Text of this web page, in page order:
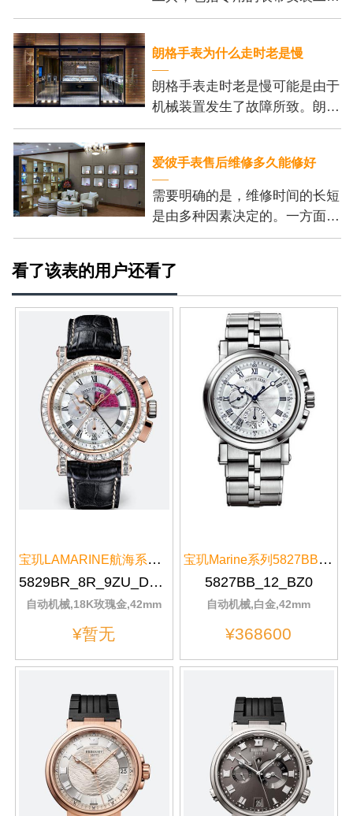
具、刻度尺和细尖钳。这些工具
带，并保证我们的操作
朗格手表为什么走时老是慢
朗格手表走时老是慢可能是由于
机械装置发生了故障所致。朗格
手表的机芯内部有许多精密的齿
证手表准确走时的基
爱彼手表售后维修多久能修好
需要明确的是，维修时间的长短
是由多种因素决定的。一方面，
维修的复杂程度是个重要的考虑
池或调整表带长度，
看了该表的用户还看了
宝玑LAMARINE航海系列玫瑰金镶钻...
5829BR_8R_9ZU_DD0D
自动机械,18K玫瑰金,42mm
¥暂无
宝玑Marine系列5827BB/12/BZ0银色表盘
5827BB_12_BZ0
自动机械,白金,42mm
¥368600